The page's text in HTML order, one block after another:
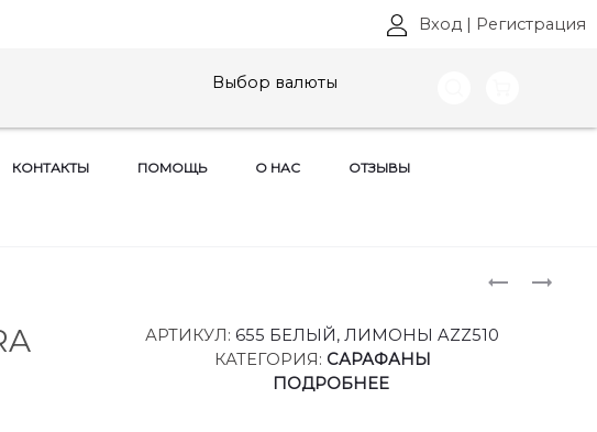
Вход | Регистрация
Выбор валюты
КОНТАКТЫ ПОМОЩЬ О НАС ОТЗЫВЫ
ПАЛЬТО
АРТИКУЛ: 655 БЕЛЫЙ, ЛИМОНЫ AZZ510
КАТЕГОРИЯ: САРАФАНЫ
ПОДРОБНЕЕ